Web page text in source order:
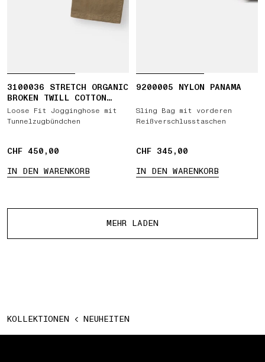
3100036 STRETCH ORGANIC
BROKEN TWILL COTTON
'OLD' EFFECT
Loose Fit Jogginghose mit
Tunnelzugbündchen
CHF 450,00
CHF 450,00
IN DEN WARENKORB
9200005 NYLON PANAMA
Sling Bag mit vorderen
Reißverschlusstaschen
CHF 345,00
CHF 345,00
IN DEN WARENKORB
MEHR LADEN
KOLLEKTIONEN NEUHEITEN